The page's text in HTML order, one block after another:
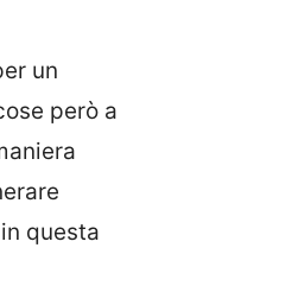
un
però a
in questa